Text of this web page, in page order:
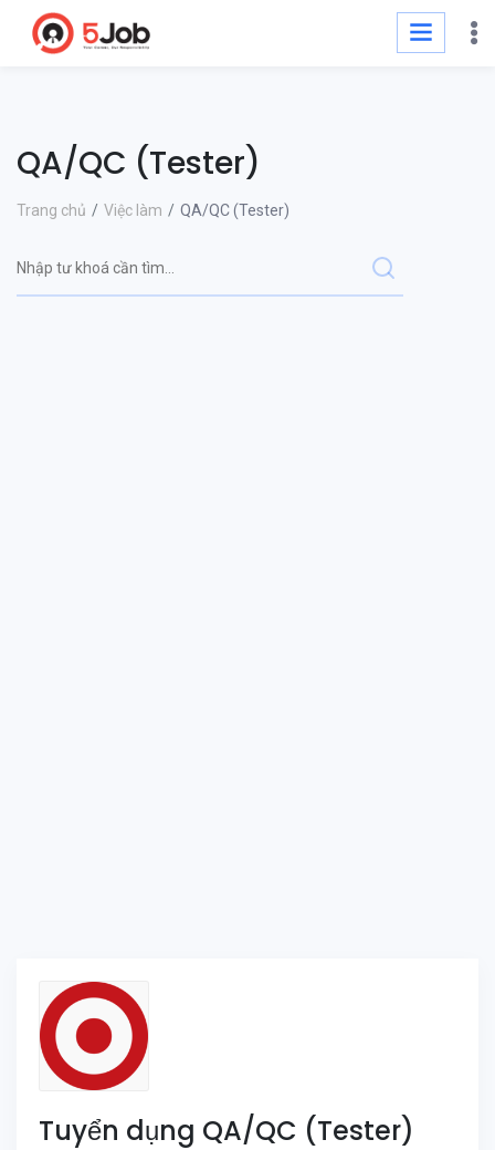
QA/QC (Tester)
Trang chủ Việc làm QA/QC (Tester)
Tuyển dụng QA/QC (Tester)